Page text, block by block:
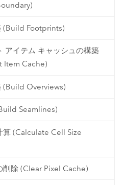
(Build Footprints)
アイテム キャッシュの構築
Item Cache)
(Build Overviews)
Seamlines)
算 (Calculate Cell Size
削除 (Clear Pixel Cache)